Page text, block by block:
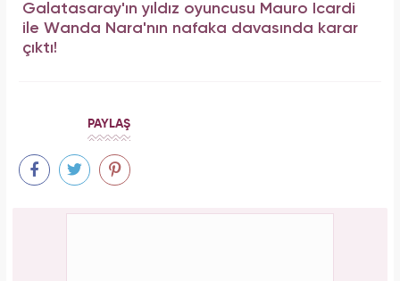
Galatasaray'ın yıldız oyuncusu Mauro Icardi
ile Wanda Nara'nın nafaka davasında karar
çıktı!
PAYLAŞ